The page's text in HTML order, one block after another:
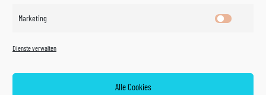
Marketing
Dienste verwalten
Alle Cookies
©